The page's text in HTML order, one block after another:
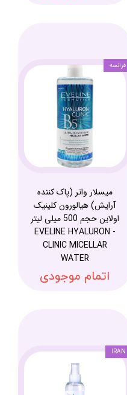
میسلار واتر (پاک کننده
آرایش) هیالورون کلینیک
اولاین حجم 500 میلی لیتر
- EVELINE HYALURON
CLINIC MICELLAR
WATER
اتمام موجودی
فرانسه
IRAN